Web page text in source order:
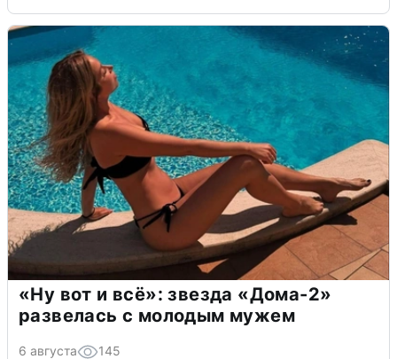
«Ну вот и всё»: звезда «Дома-2»
развелась с молодым мужем
6 августа 145